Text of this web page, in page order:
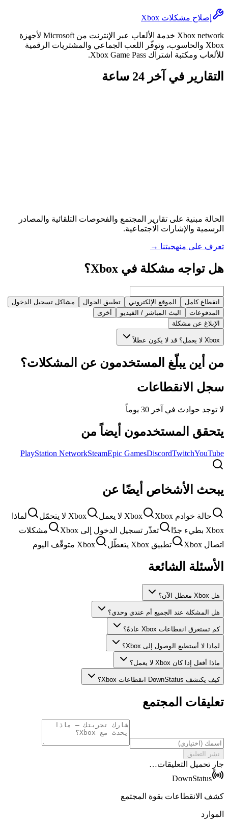
إصلاح مشكلات Xbox
Xbox network خدمة الألعاب عبر الإنترنت من Microsoft لأجهزة
Xbox والحاسوب، وتوفّر اللعب الجماعي والمشتريات الرقمية
للألعاب ومكتبة اشتراك Xbox Game Pass.
التقارير في آخر 24 ساعة
الحالة مبنية على تقارير المجتمع والفحوصات التلقائية والمصادر
الرسمية والإشارات الاجتماعية.
تعرف على منهجيتنا →
هل تواجه مشكلة في Xbox؟
انقطاع كامل الموقع الإلكتروني تطبيق الجوال
مشاكل تسجيل الدخول
المدفوعات
البث المباشر / الفيديو
أخرى
الإبلاغ عن مشكلة
Xbox لا يعمل؟ قد لا يكون عطلاً
من أين يبلّغ المستخدمون عن المشكلات؟
سجل الانقطاعات
لا توجد حوادث في آخر 30 يوماً
يتحقق المستخدمون أيضاً من
PlayStation NetworkSteamEpic GamesDiscordTwitchYouTube
يبحث الأشخاص أيضًا عن
حالة خوادم Xbox Xbox لا يعمل Xbox لا يتحمّل
لماذا
Xbox بطيء جدًا
تعذّر تسجيل الدخول إلى Xbox
مشكلات
اتصال Xbox
تطبيق Xbox يتعطّل Xbox متوقّف اليوم
الأسئلة الشائعة
هل Xbox معطل الآن؟
هل المشكلة عند الجميع أم عندي وحدي؟
كم تستغرق انقطاعات Xbox عادةً؟
لماذا لا أستطيع الوصول إلى Xbox؟
ماذا أفعل إذا كان Xbox لا يعمل؟
كيف يكتشف DownStatus انقطاعات Xbox؟
تعليقات المجتمع
نشر التعليق
جارٍ تحميل التعليقات…
DownStatus
كشف الانقطاعات بقوة المجتمع
الموارد